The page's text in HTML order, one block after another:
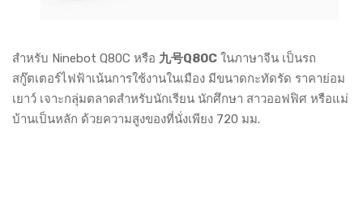
สำหรับ Ninebot Q80C หรือ 九号Q80C ในภาษาจีน เป็นรถ
สกู๊ตเตอร์ไฟฟ้าเน้นการใช้งานในเมือง มีขนาดกะทัดรัด ราคาย่อม
เยาว์ เจาะกลุ่มตลาดสำหรับนักเรียน นักศึกษา สาวออฟฟิศ หรือแม่
บ้านเป็นหลัก ด้วยความสูงของที่นั่งเพียง 720 มม.